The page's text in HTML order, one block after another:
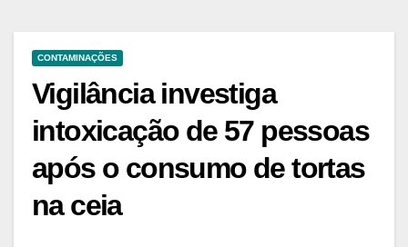
CONTAMINAÇÕES
Vigilância investiga
intoxicação de 57 pessoas
após o consumo de tortas
na ceia